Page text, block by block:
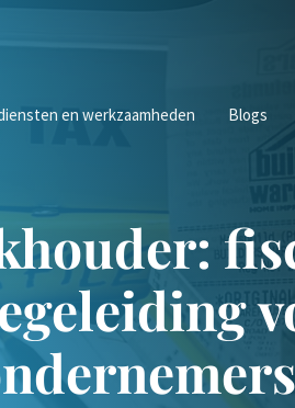
en werkzaamheden Blogs